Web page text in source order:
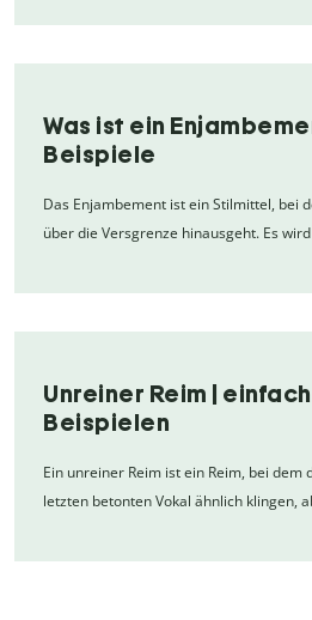
Was ist ein
Beispiele
Das Enjambement ist ein Stilmittel, bei
über die Versgrenze hinausgeht. Es wird
Unreiner Reim |
Beispielen
Ein unreiner Reim ist ein Reim, bei dem
letzten betonten Vokal ähnlich klingen,